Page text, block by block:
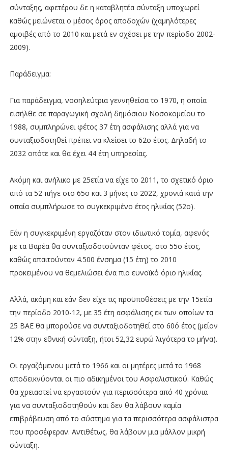
σύνταξης, αφετέρου δε η καταβλητέα σύνταξη υποχωρεί
καθώς μειώνεται ο μέσος όρος αποδοχών (χαμηλότερες
αμοιβές από το 2010 και μετά εν σχέσει με την περίοδο 2002-
2009).
Παράδειγμα:
Για παράδειγμα, νοσηλεύτρια γεννηθείσα το 1970, η οποία
εισήλθε σε παραγωγική σχολή δημόσιου Νοσοκομείου το
1988, συμπληρώνει φέτος 37 έτη ασφάλισης αλλά για να
συνταξιοδοτηθεί πρέπει να κλείσει το 62ο έτος. Δηλαδή το
2032 οπότε και θα έχει 44 έτη υπηρεσίας.
Ακόμη και ανήλικο με 25ετία να είχε το 2011, το σχετικό όριο
από τα 52 πήγε στο 65ο και 3 μήνες το 2022, χρονιά κατά την
οπαία συμπλήρωσε το συγκεκριμένο έτος ηλικίας (52ο).
Εάν η συγκεκριμένη εργαζόταν στον ιδιωτικό τομία, αφενός
με τα Βαρέα θα συνταξιοδοτούνταν φέτος, στο 55ο έτος,
καθώς απαιτούνταν 4.500 ένσημα (15 έτη) το 2010
προκειμένου να θεμελιώσει ένα πιο ευνοϊκό όριο ηλικίας.
Αλλά, ακόμη και εάν δεν είχε τις προϋποθέσεις με την 15ετία
την περίοδο 2010-12, με 35 έτη ασφάλισης εκ των οποίων τα
25 ΒΑΕ θα μπορούσε να συνταξιοδοτηθεί στο 60ό έτος (μείον
12% στην εθνική σύνταξη, ήτοι 52,32 ευρώ λιγότερα το μήνα).
Οι εργαζόμενου μετά το 1966 και οι μητέρες μετά το 1968
αποδεικνύονται οι πιο αδικημένοι του Ασφαλιστικού. Καθώς
θα χρειαστεί να εργαστούν για περισσότερα από 40 χρόνια
για να συνταξιοδοτηθούν και δεν θα λάβουν καμία
επιβράβευση από το σύστημα για τα περισσότερα ασφάλιστρα
που προσέφεραν. Αντιθέτως, θα λάβουν μια μάλλον μικρή
σύνταξη.